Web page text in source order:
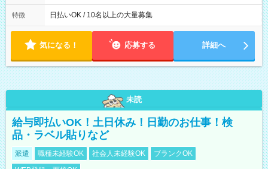
特徴 日払いOK / 10名以上の大量募集
気になる！ 応募する 詳細へ
未読
給与即払いOK！土日休み！日勤のお仕事！検
品・ラベル貼りなど
派遣 職種未経験OK 社会人未経験OK
ブランクOK